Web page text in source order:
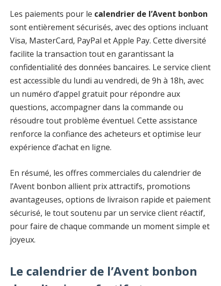
Les paiements pour le calendrier de l’Avent bonbon
sont entièrement sécurisés, avec des options incluant
Visa, MasterCard, PayPal et Apple Pay. Cette diversité
facilite la transaction tout en garantissant la
confidentialité des données bancaires. Le service client
est accessible du lundi au vendredi, de 9h à 18h, avec
un numéro d’appel gratuit pour répondre aux
questions, accompagner dans la commande ou
résoudre tout problème éventuel. Cette assistance
renforce la confiance des acheteurs et optimise leur
expérience d’achat en ligne.
En résumé, les offres commerciales du calendrier de
l’Avent bonbon allient prix attractifs, promotions
avantageuses, options de livraison rapide et paiement
sécurisé, le tout soutenu par un service client réactif,
pour faire de chaque commande un moment simple et
joyeux.
Le calendrier de l’Avent bonbon